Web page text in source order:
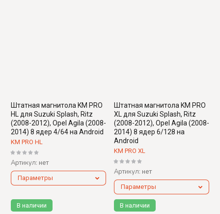
Штатная магнитола KM PRO
HL для Suzuki Splash, Ritz
(2008-2012), Opel Agila (2008-
2014) 8 ядер 4/64 на Android
KM PRO HL
Артикул: нет
Параметры
В наличии
Штатная магнитола KM PRO
XL для Suzuki Splash, Ritz
(2008-2012), Opel Agila (2008-
2014) 8 ядер 6/128 на
Android
KM PRO XL
Артикул: нет
Параметры
В наличии